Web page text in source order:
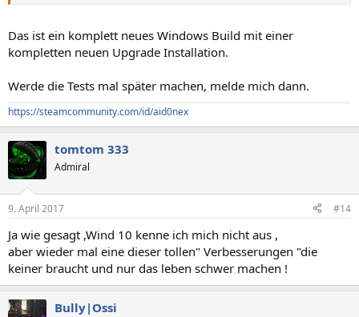
Das ist ein komplett neues Windows Build mit einer
kompletten neuen Upgrade Installation.
Werde die Tests mal später machen, melde mich dann.
https://steamcommunity.com/id/aid0nex
tomtom 333
Admiral
9. April 2017 #14
Ja wie gesagt ,Wind 10 kenne ich mich nicht aus ,
aber wieder mal eine dieser tollen" Verbesserungen "die
keiner braucht und nur das leben schwer machen !
Bully|Ossi